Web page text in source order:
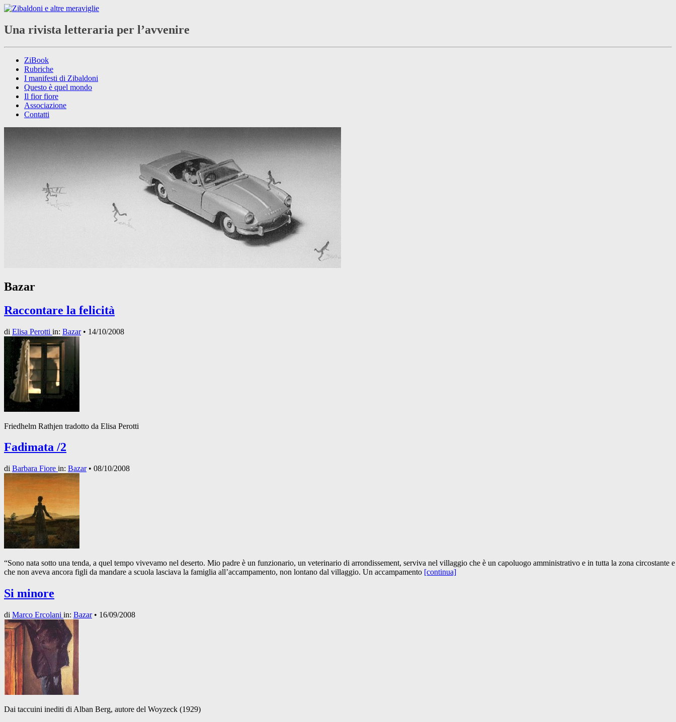
Una rivista letteraria per l’avvenire
ZiBook
Rubriche
I manifesti di Zibaldoni
Questo è quel mondo
Il fior fiore
Associazione
Contatti
Bazar
Raccontare la felicità
di Elisa Perotti in: Bazar• 14/10/2008
Friedhelm Rathjen tradotto da Elisa Perotti
Fadimata /2
di Barbara Fiore in: Bazar• 08/10/2008
“Sono nata sotto una tenda, a quel tempo vivevamo nel deserto. Mio padre è un funzionario, un veterinario di arrondissement, serviva nel villaggio che è un capoluogo amministrativo e in tutta la zona circostante
che non aveva ancora figli da mandare a scuola lasciava la famiglia all’accampamento, non lontano dal villaggio. Un accampamento [continua]
Si minore
di Marco Ercolani in: Bazar• 16/09/2008
Dai taccuini inediti di Alban Berg, autore del Woyzeck (1929)